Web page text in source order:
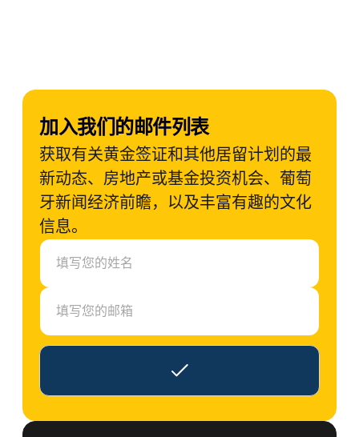
加入我们的邮件列表
获取有关黄金签证和其他居留计划的最
新动态、房地产或基金投资机会、葡萄
牙新闻经济前瞻，以及丰富有趣的文化
信息。
N
m
e
E
a
l